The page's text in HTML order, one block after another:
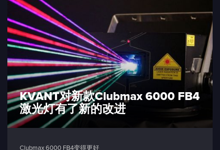
KVANT对新款Clubmax 6000 FB4
激光灯有了新的改进
Clubmax 6000 FB4变得更好